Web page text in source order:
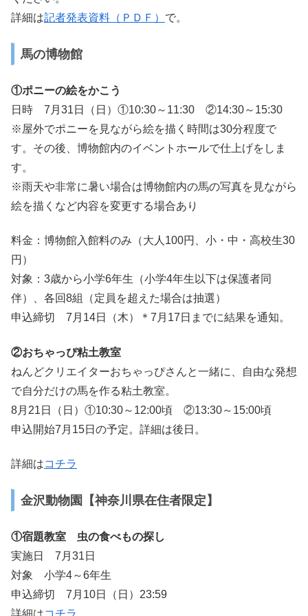
詳細は記者発表資料（ＰＤＦ） で。
馬の博物館
①ポニーの絵をかこう
日時 7月31日（日）①10:30～11:30 ②14:30～15:30
※屋外でポニーを見ながら絵を描く時間は30分程度で
す。その後、博物館内のイベントホールで仕上げをしま
す。
※雨天や非常に暑い場合は博物館内の馬の写真を見ながら
絵を描くなど内容を変更する場合あり
料金：博物館入館料のみ（大人100円、小・中・高校生30
円）
対象：3歳から小学6年生（小学4年生以下は保護者同
伴）、各回8組（定員を超えた場合は抽選）
申込締切 7月14日（木）＊7月17日までに結果を通知。
②おちゃっぴ粘土教室
ねんどクリエイターおちゃっぴさんと一緒に、自由な発想
で自分だけの馬を作る粘土教室。
8月21日（日）①10:30～12:00頃 ②13:30～15:00頃
申込開始7月15日の予定。詳細は後日。
詳細はコチラ
金沢動物園【神奈川県在住者限定】
①宿題教室 虫の食べもの探し
実施日 7月31日
対象 小学4～6年生
申込締切 7月10日（日）23:59